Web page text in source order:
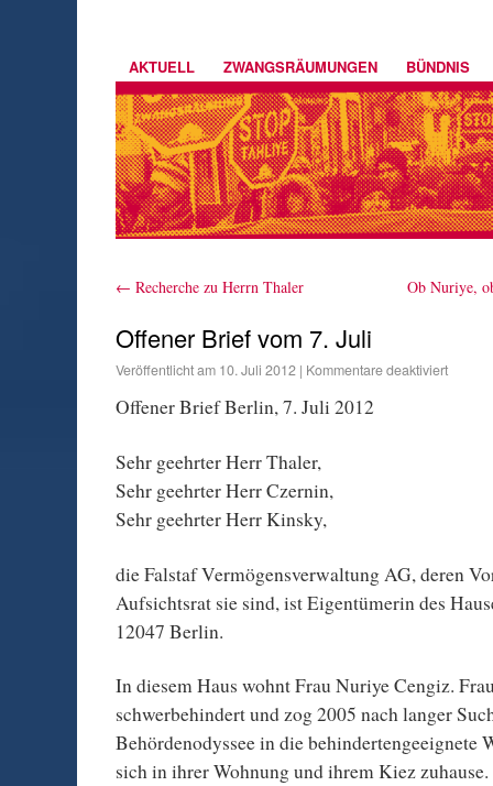
AKTUELL ZWANGSRÄUMUNGEN BÜNDNIS
← Recherche zu Herrn Thaler Ob Nuriye,
Offener Brief vom 7. Juli
Veröffentlicht am 10. Juli 2012 | Kommentare deaktiviert
Offener Brief Berlin, 7. Juli 2012
Sehr geehrter Herr Thaler,
Sehr geehrter Herr Czernin,
Sehr geehrter Herr Kinsky,
die Falstaf Vermögensverwaltung AG, deren
Aufsichtsrat sie sind, ist Eigentümerin des
12047 Berlin.
In diesem Haus wohnt Frau Nuriye Cengiz.
schwerbehindert und zog 2005 nach langer
Behördenodyssee in die behindertengeeignete
sich in ihrer Wohnung und ihrem Kiez